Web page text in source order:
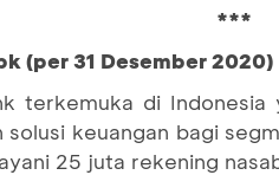
***
(per 31 Desember 2020)
terkemuka di
keuangan bagi
25 juta rekening